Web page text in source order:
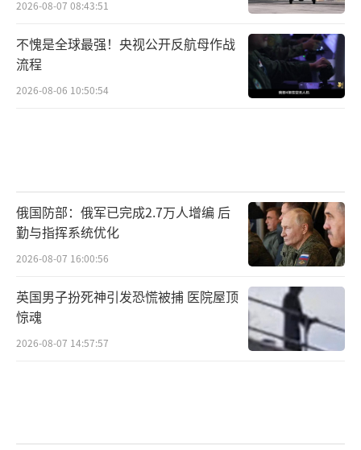
2026-08-07 08:43:51
不愧是全球最强！央视公开反航母作战
流程
2026-08-06 10:50:54
俄国防部：俄军已完成2.7万人增编 后
勤与指挥系统优化
2026-08-07 16:00:56
英国男子扮死神引发恐慌被捕 医院屋顶
惊魂
2026-08-07 14:57:57